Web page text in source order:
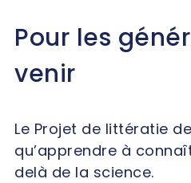
Pour les
venir
Le Projet de littératie
qu’apprendre à
delà de la science.